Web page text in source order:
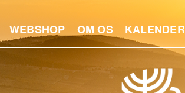
WEBSHOP OM OS KALENDER